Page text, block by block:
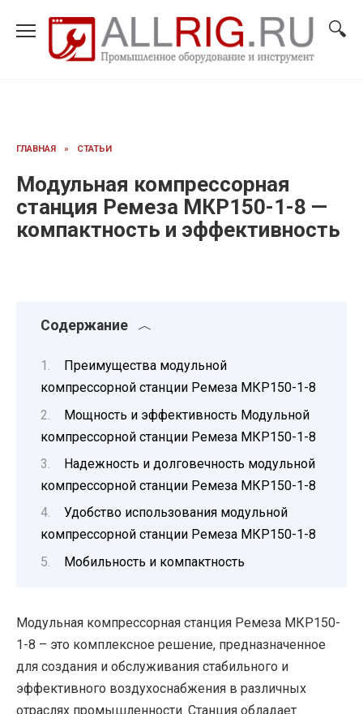
содержанию
ГЛАВНАЯ » СТАТЬИ
Модульная компрессорная
станция Ремеза МКР150-1-8 —
компактность и эффективность
Содержание
Преимущества модульной
компрессорной станции Ремеза МКР150-1-8
Мощность и эффективность Модульной
компрессорной станции Ремеза МКР150-1-8
Надежность и долговечность модульной
компрессорной станции Ремеза МКР150-1-8
Удобство использования модульной
компрессорной станции Ремеза МКР150-1-8
Мобильность и компактность
Модульная компрессорная станция Ремеза МКР150-
1-8 – это комплексное решение, предназначенное
для создания и обслуживания стабильного и
эффективного воздухоснабжения в различных
отраслях промышленности. Станция обладает